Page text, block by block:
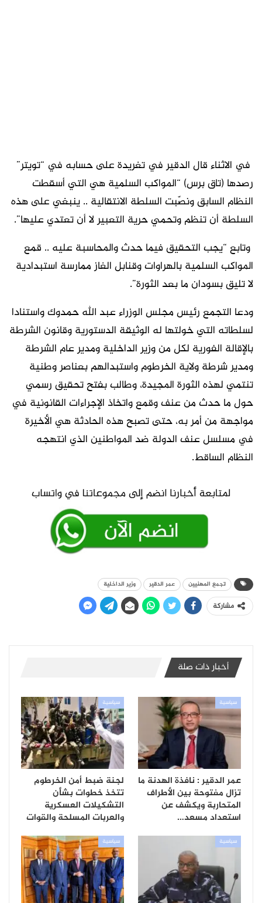
‏ في الاثناء قال الدقير في تغريدة على حسابه في “تويتر”
رصدها (تاق برس) “المواكب السلمية هي التي أسقطت
النظام السابق ونصّبت السلطة الانتقالية .. ينبغي على هذه
السلطة أن تنظم وتحمي حرية التعبير لا أن تعتدي عليها”.
وتابع “يجب التحقيق فيما حدث والمحاسبة عليه .. قمع
المواكب السلمية بالهراوات وقنابل الغاز ممارسة استبدادية
لا تليق بسودان ما بعد الثورة”.
ودعا التجمع رئيس مجلس الوزراء عبد الله حمدوك واستنادا
لسلطاته التي خولتها له الوثيقة الدستورية وقانون الشرطة
بالإقالة الفورية لكل من وزير الداخلية ومدير عام الشرطة
ومدير شرطة ولاية الخرطوم واستبدالهم بعناصر وطنية
تنتمي لهذه الثورة المجيدة، وطالب بفتح تحقيق رسمي
حول ما حدث من عنف وقمع واتخاذ الإجراءات القانونية في
مواجهة من أمر به، حتى تصبح هذه الحادثة هي الأخيرة
في مسلسل عنف الدولة ضد المواطنين الذي انتهجه
النظام الساقط.
تجمع المهنيين عمر الدقير وزير الداخلية
مشاركة
أخبار ذات صلة
سياسية
عمر الدقير : نافذة الهدنة ما
تزال مفتوحة بين الأطراف
المتحاربة ويكشف عن
استعداد مسعد…
سياسية
لجنة ضبط أمن الخرطوم
تتخذ خطوات بشأن
التشكيلات العسكرية
والعربات المسلحة والقوات
سياسية سياسية